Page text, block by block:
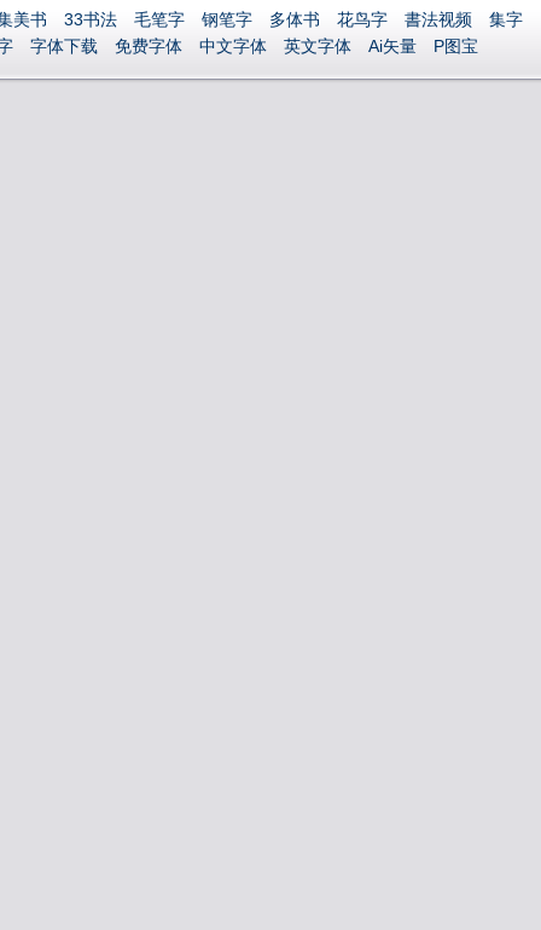
美书 33书法 毛笔字 钢笔字 多体书 花鸟字 書法视频
集字
字体下载 免费字体 中文字体 英文字体 Ai矢量
P图宝